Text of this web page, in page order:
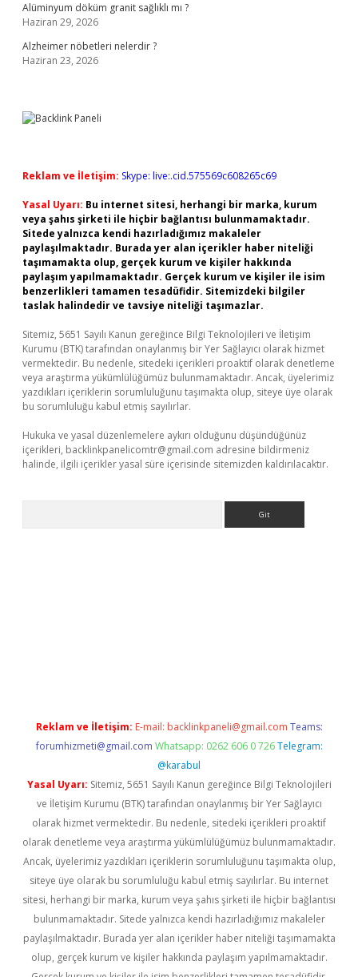
Alüminyum döküm granit sağlıklı mı ?
Haziran 29, 2026
Alzheimer nöbetleri nelerdir ?
Haziran 23, 2026
Reklam ve İletişim: Skype: live:.cid.575569c608265c69
Yasal Uyarı: Bu internet sitesi, herhangi bir marka, kurum
veya şahıs şirketi ile hiçbir bağlantısı bulunmamaktadır.
Sitede yalnızca kendi hazırladığımız makaleler
paylaşılmaktadır. Burada yer alan içerikler haber niteliği
taşımamakta olup, gerçek kurum ve kişiler hakkında
paylaşım yapılmamaktadır. Gerçek kurum ve kişiler ile isim
benzerlikleri tamamen tesadüfidir. Sitemizdeki bilgiler
taslak halindedir ve tavsiye niteliği taşımazlar.
Sitemiz, 5651 Sayılı Kanun gereğince Bilgi Teknolojileri ve İletişim
Kurumu (BTK) tarafından onaylanmış bir Yer Sağlayıcı olarak hizmet
vermektedir. Bu nedenle, sitedeki içerikleri proaktif olarak denetleme
veya araştırma yükümlülüğümüz bulunmamaktadır. Ancak, üyelerimiz
yazdıkları içeriklerin sorumluluğunu taşımakta olup, siteye üye olarak
bu sorumluluğu kabul etmiş sayılırlar.
Hukuka ve yasal düzenlemelere aykırı olduğunu düşündüğünüz
içerikleri, backlinkpanelicomtr@gmail.com adresine bildirmeniz
halinde, ilgili içerikler yasal süre içerisinde sitemizden kaldırılacaktır.
Reklam ve İletişim: E-mail: backlinkpaneli@gmail.com Teams:
forumhizmeti@gmail.com Whatsapp: 0262 606 0 726 Telegram:
@karabul
Yasal Uyarı: Sitemiz, 5651 Sayılı Kanun gereğince Bilgi Teknolojileri
ve İletişim Kurumu (BTK) tarafından onaylanmış bir Yer Sağlayıcı
olarak hizmet vermektedir. Bu nedenle, sitedeki içerikleri proaktif
olarak denetleme veya araştırma yükümlülüğümüz bulunmamaktadır.
Ancak, üyelerimiz yazdıkları içeriklerin sorumluluğunu taşımakta olup,
siteye üye olarak bu sorumluluğu kabul etmiş sayılırlar. Bu internet
sitesi, herhangi bir marka, kurum veya şahıs şirketi ile hiçbir bağlantısı
bulunmamaktadır. Sitede yalnızca kendi hazırladığımız makaleler
paylaşılmaktadır. Burada yer alan içerikler haber niteliği taşımamakta
olup, gerçek kurum ve kişiler hakkında paylaşım yapılmamaktadır.